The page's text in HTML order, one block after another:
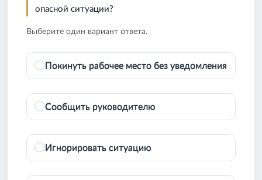
опасной ситуации?
Выберите один вариант ответа.
Покинуть рабочее место без уведомления
Сообщить руководителю
Игнорировать ситуацию